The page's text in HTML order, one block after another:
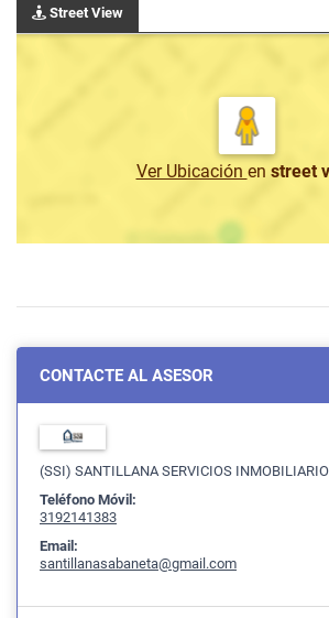
Street View
Ver Ubicación en street
CONTACTE AL ASESOR
(SSI) SANTILLANA SERVICIOS
Teléfono Móvil:
3192141383
Email:
santillanasabaneta@gmail.com